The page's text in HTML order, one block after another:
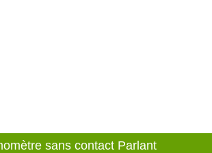
sans contact Parlant